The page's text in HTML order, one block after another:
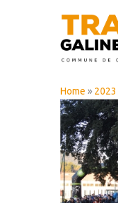
Home » 2023